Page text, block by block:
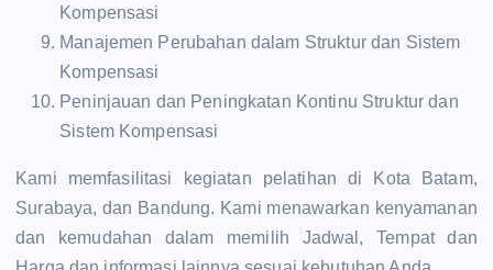
Kompensasi
Manajemen Perubahan dalam Struktur dan Sistem
Kompensasi
Peninjauan dan Peningkatan Kontinu Struktur dan
Sistem Kompensasi
Kami memfasilitasi kegiatan pelatihan di Kota Batam,
Surabaya, dan Bandung. Kami menawarkan kenyamanan
dan kemudahan dalam memilih Jadwal, Tempat dan